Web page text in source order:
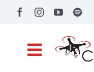
Toggle